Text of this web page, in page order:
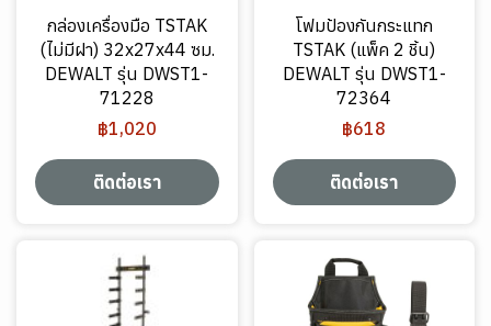
กล่องเครื่องมือ TSTAK
(ไม่มีฝา) 32x27x44 ซม.
DEWALT รุ่น DWST1-
71228
฿1,020
ติดต่อเรา
โฟมป้องกันกระแทก
TSTAK (แพ็ค 2 ชิ้น)
DEWALT รุ่น DWST1-
72364
฿618
ติดต่อเรา